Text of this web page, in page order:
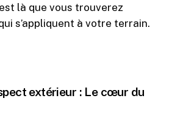
là que vous trouverez
s’appliquent à votre terrain.
extérieur : Le cœur du